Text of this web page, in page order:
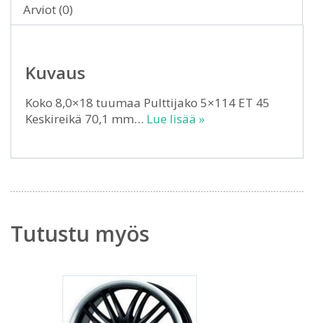
Arviot (0)
Kuvaus
Koko 8,0×18 tuumaa Pulttijako 5×114 ET 45
Keskireikä 70,1 mm… Lue lisää »
Tutustu myös